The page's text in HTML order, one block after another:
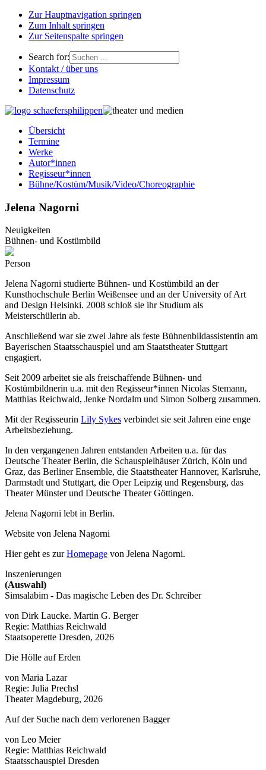
Zur Hauptnavigation springen
Zum Inhalt springen
Zur Seitenspalte springen
Search for:
Kontakt / über uns
Impressum
Datenschutz
Übersicht
Termine
Werke
Autor*innen
Regisseur*innen
Bühne/Kostüm/Musik/Video/Choreographie
Jelena Nagorni
Neuigkeiten
Bühnen- und Kostümbild
Person
Jelena Nagorni studierte Bühnen- und Kostümbild an der
Kunsthochschule Berlin Weißensee und an der University of Art
and Design Helsinki. 2008 schloß sie ihr Studium als
Meisterschülerin ab.
Anschließend war sie zwei Jahre als feste Bühnenbildassistentin am
Bayerischen Staatsschauspiel und am Staatstheater Stuttgart
engagiert.
Seit 2009 arbeitet sie als freischaffende Bühnen- und
Kostümbildnerin u.a. mit den Regisseur*innen Nicolas Stemann,
Matthias Reichwald, Jenke Nordalm und Simon Solberg zusammen.
Mit der Regisseurin Lily Sykes verbindet sie seit Jahren eine enge
Arbeitsbeziehung.
In den vergangenen Jahren entstanden Arbeiten u.a. für das
Deutsche Theater Berlin, die Schauspielhäuser Zürich, Köln und
Graz, das Berliner Ensemble, die Staatstheater Hannover, Karlsruhe,
Darmstadt und Stuttgart, die Oper Leipzig und Regensburg, das
Theater Münster und Deutsche Theater Göttingen.
Jelena Nagorni lebt in Berlin.
Website von Jelena Nagorni
Hier geht es zurHomepage von Jelena Nagorni.
Inszenierungen
(Auswahl)
Simsalabim - Das magische Leben des Dr. Schreiber
von Dirk Laucke. Martin G. Berger
Regie: Matthias Reichwald
Staatsoperette Dresden, 2026
Die Hölle auf Erden
von Maria Lazar
Regie: Julia Prechsl
Theater Magdeburg, 2026
Auf der Suche nach dem verlorenen Bagger
von Leo Meier
Regie: Matthias Reichwald
Staatsschauspiel Dresden